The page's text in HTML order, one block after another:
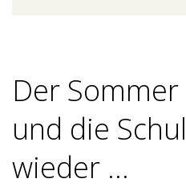
Der
und die
wieder …